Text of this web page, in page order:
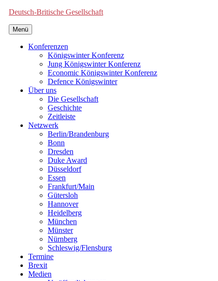
Deutsch-Britische Gesellschaft
Menü
Konferenzen
Königswinter Konferenz
Jung Königswinter Konferenz
Economic Königswinter Konferenz
Defence Königswinter
Über uns
Die Gesellschaft
Geschichte
Zeitleiste
Netzwerk
Berlin/Brandenburg
Bonn
Dresden
Duke Award
Düsseldorf
Essen
Frankfurt/Main
Gütersloh
Hannover
Heidelberg
München
Münster
Nürnberg
Schleswig/Flensburg
Termine
Brexit
Medien